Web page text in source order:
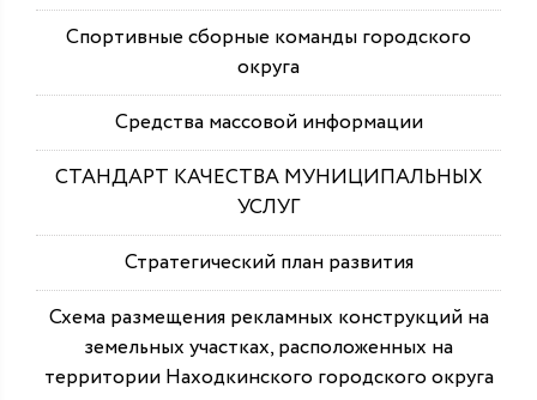
Спортивные сборные команды городского
округа
Средства массовой информации
СТАНДАРТ КАЧЕСТВА МУНИЦИПАЛЬНЫХ
УСЛУГ
Стратегический план развития
Схема размещения рекламных конструкций на
земельных участках, расположенных на
территории Находкинского городского округа